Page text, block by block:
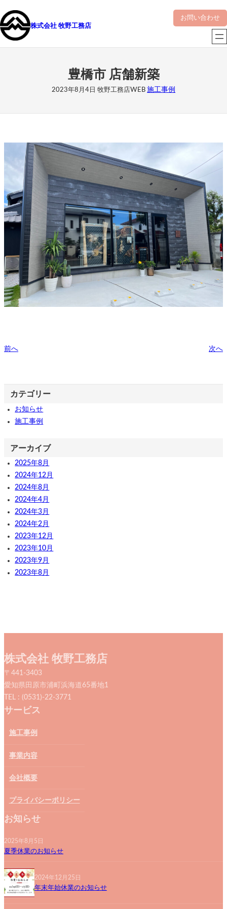
内
容
を
ス
株式会社 牧野工務店
お問い合わせ
豊橋市 店舗新築
2023年8月4日 牧野工務店WEB 施工事例
前へ 次へ
カテゴリー
お知らせ
施工事例
アーカイブ
2025年8月
2024年12月
2024年8月
2024年4月
2024年3月
2024年2月
2023年12月
2023年10月
2023年9月
2023年8月
株式会社 牧野工務店
〒441-3403
愛知県田原市浦町浜海道65番地1
TEL : (0531)-22-3771
サービス
施工事例
事業内容
会社概要
プライバシーポリシー
お知らせ
2025年8月5日
夏季休業のお知らせ
2024年12月25日
年末年始休業のお知らせ